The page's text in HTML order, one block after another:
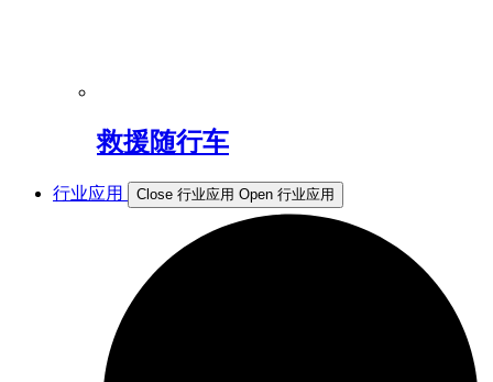
救援随行车
行业应用 Close 行业应用 Open 行业应用